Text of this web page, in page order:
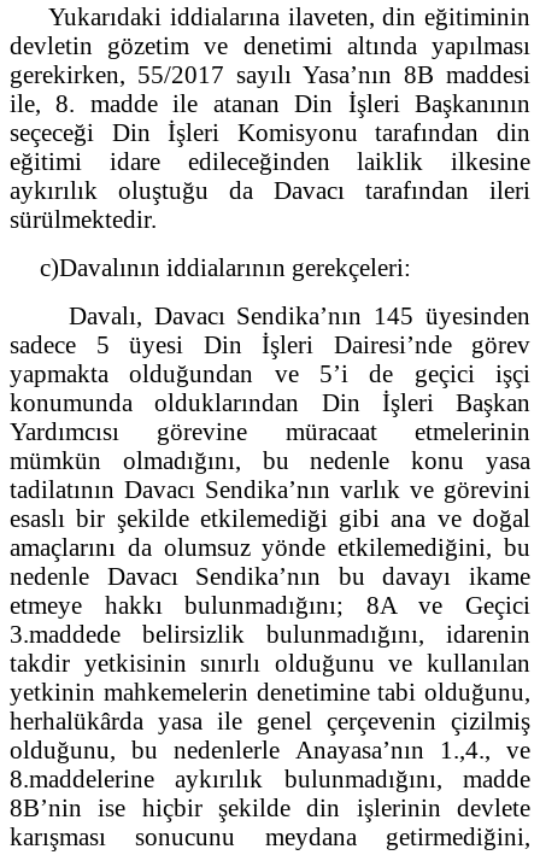
Yukarıdaki iddialarına ilaveten, din eğitiminin
devletin gözetim ve denetimi altında yapılması
gerekirken, 55/2017 sayılı Yasa’nın 8B maddesi
ile, 8. madde ile atanan Din İşleri Başkanının
seçeceği Din İşleri Komisyonu tarafından din
eğitimi idare edileceğinden laiklik ilkesine
aykırılık oluştuğu da Davacı tarafından ileri
sürülmektedir.
c)Davalının iddialarının gerekçeleri:
Davalı, Davacı Sendika’nın 145 üyesinden
sadece 5 üyesi Din İşleri Dairesi’nde görev
yapmakta olduğundan ve 5’i de geçici işçi
konumunda olduklarından Din İşleri Başkan
Yardımcısı görevine müracaat etmelerinin
mümkün olmadığını, bu nedenle konu yasa
tadilatının Davacı Sendika’nın varlık ve görevini
esaslı bir şekilde etkilemediği gibi ana ve doğal
amaçlarını da olumsuz yönde etkilemediğini, bu
nedenle Davacı Sendika’nın bu davayı ikame
etmeye hakkı bulunmadığını; 8A ve Geçici
3.maddede belirsizlik bulunmadığını, idarenin
takdir yetkisinin sınırlı olduğunu ve kullanılan
yetkinin mahkemelerin denetimine tabi olduğunu,
herhalükârda yasa ile genel çerçevenin çizilmiş
olduğunu, bu nedenlerle Anayasa’nın 1.,4., ve
8.maddelerine aykırılık bulunmadığını, madde
8B’nin ise hiçbir şekilde din işlerinin devlete
karışması sonucunu meydana getirmediğini,